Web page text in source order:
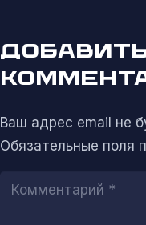
Ваш адрес email не
Обязательные поля